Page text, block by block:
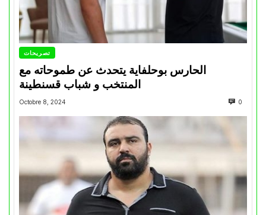
تصريحات
الحارس بوحلفاية يتحدث عن طموحاته مع
المنتخب و شباب قسنطينة
Octobre 8, 2024 0